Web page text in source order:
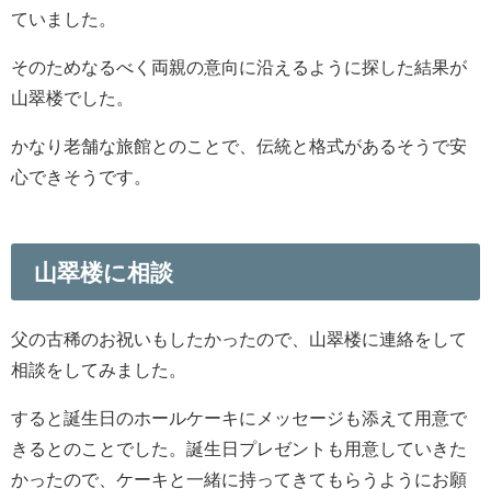
ていました。
そのためなるべく両親の意向に沿えるように探した結果が
山翠楼でした。
かなり老舗な旅館とのことで、伝統と格式があるそうで安
心できそうです。
山翠楼に相談
父の古稀のお祝いもしたかったので、山翠楼に連絡をして
相談をしてみました。
すると誕生日のホールケーキにメッセージも添えて用意で
きるとのことでした。誕生日プレゼントも用意していきた
かったので、ケーキと一緒に持ってきてもらうようにお願